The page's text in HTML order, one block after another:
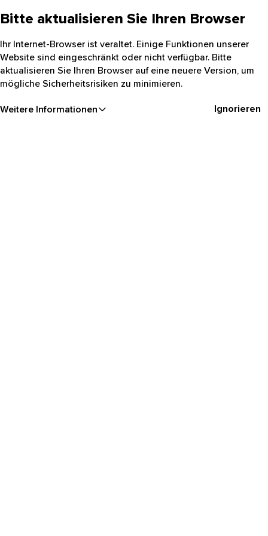
Bitte aktualisieren Sie Ihren Browser
Ihr Internet-Browser ist veraltet. Einige Funktionen unserer
Website sind eingeschränkt oder nicht verfügbar. Bitte
aktualisieren Sie Ihren Browser auf eine neuere Version, um
mögliche Sicherheitsrisiken zu minimieren.
Weitere Informationen Ignorieren